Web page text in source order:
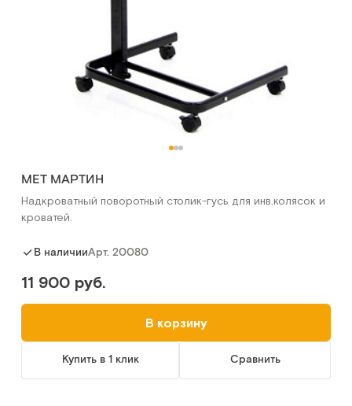
MET МАРТИН
Надкроватный поворотный столик-гусь для инв.колясок и
кроватей.
В наличииАрт. 20080
11 900 руб.
В корзину
Купить в 1 клик Сравнить